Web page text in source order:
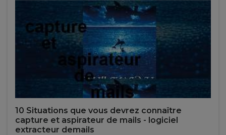
10 Situations que vous devrez connaître
capture et aspirateur de mails - logiciel
extracteur demails